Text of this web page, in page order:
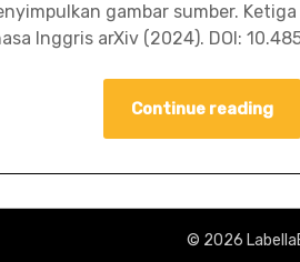
gambar sumber.
Inggris arXiv (2024). DOI:
Continue reading
© 2026